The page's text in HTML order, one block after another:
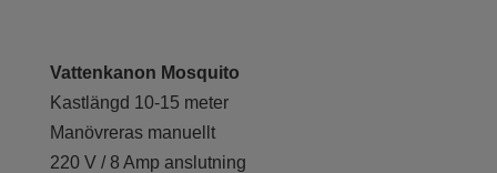
Vattenkanon Mosquito
Kastlängd 10-15 meter
Manövreras manuellt
220 V / 8 Amp anslutning